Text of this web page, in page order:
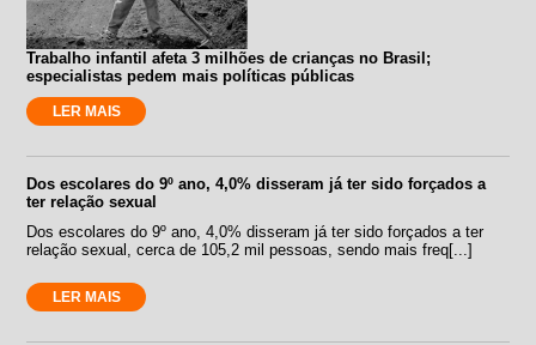
Trabalho infantil afeta 3 milhões de crianças no Brasil;
especialistas pedem mais políticas públicas
LER MAIS
Dos escolares do 9º ano, 4,0% disseram já ter sido forçados a
ter relação sexual
Dos escolares do 9º ano, 4,0% disseram já ter sido forçados a ter
relação sexual, cerca de 105,2 mil pessoas, sendo mais freq[...]
LER MAIS